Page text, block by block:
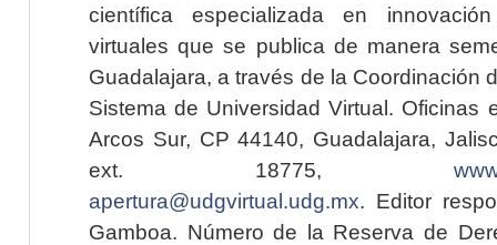
científica especializada en
virtuales que se publica de manera
Guadalajara, a través de la Coordinación
Sistema de Universidad Virtual. Oficinas
Arcos Sur, CP 44140, Guadalajara,
ext. 18775,
apertura@udgvirtual.udg.mx. Editor
Gamboa. Número de la Reserva de